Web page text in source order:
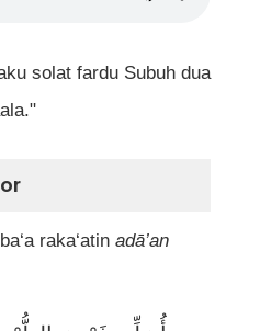
Akhir
dan Menghayati
solat fardu Subuh dua
raka‘atin adā’an